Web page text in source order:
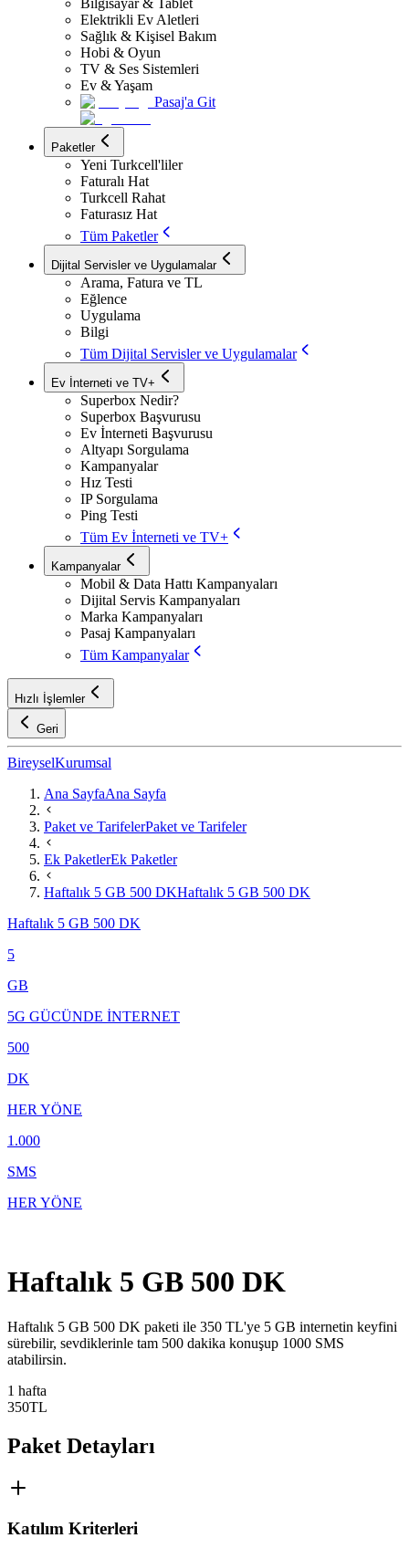
Bilgisayar & Tablet
Elektrikli Ev Aletleri
Sağlık & Kişisel Bakım
Hobi & Oyun
TV & Ses Sistemleri
Ev & Yaşam
Pasaj'a Git
Paketler
Yeni Turkcell'liler
Faturalı Hat
Turkcell Rahat
Faturasız Hat
Tüm Paketler
Dijital Servisler ve Uygulamalar
Arama, Fatura ve TL
Eğlence
Uygulama
Bilgi
Tüm Dijital Servisler ve Uygulamalar
Ev İnterneti ve TV+
Superbox Nedir?
Superbox Başvurusu
Ev İnterneti Başvurusu
Altyapı Sorgulama
Kampanyalar
Hız Testi
IP Sorgulama
Ping Testi
Tüm Ev İnterneti ve TV+
Kampanyalar
Mobil & Data Hattı Kampanyaları
Dijital Servis Kampanyaları
Marka Kampanyaları
Pasaj Kampanyaları
Tüm Kampanyalar
Hızlı İşlemler
Geri
BireyselKurumsal
Ana SayfaAna Sayfa
Paket ve TarifelerPaket ve Tarifeler
Ek PaketlerEk Paketler
Haftalık 5 GB 500 DKHaftalık 5 GB 500 DK
Haftalık 5 GB 500 DK
5
GB
5G GÜCÜNDE İNTERNET
500
DK
HER YÖNE
1.000
SMS
HER YÖNE
Haftalık 5 GB 500 DK
Haftalık 5 GB 500 DK paketi ile 350 TL'ye 5 GB internetin keyfini
sürebilir, sevdiklerinle tam 500 dakika konuşup 1000 SMS
atabilirsin.
1 hafta
350TL
Paket Detayları
Katılım Kriterleri